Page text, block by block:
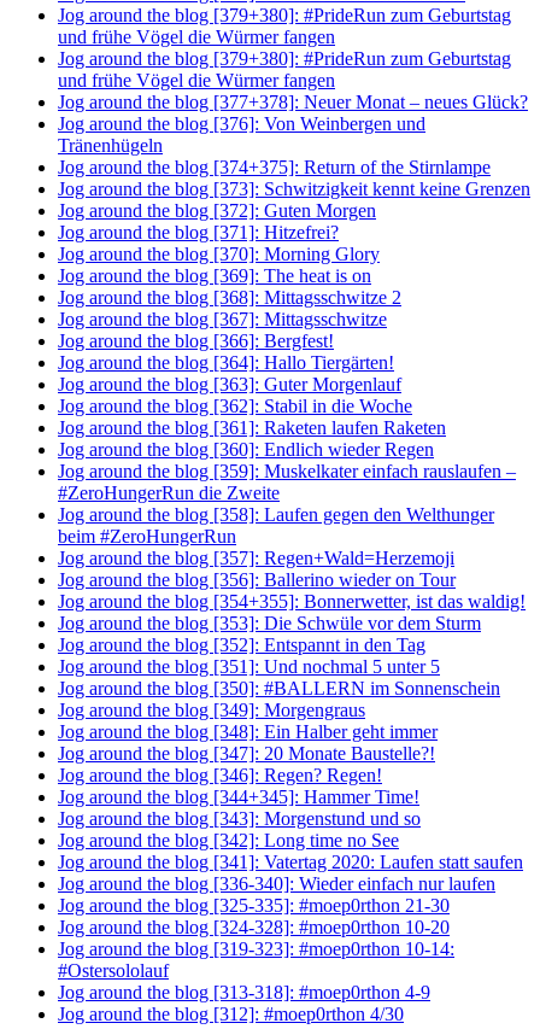
Jog around the blog [379+380]: #PrideRun zum Geburtstag
und frühe Vögel die Würmer fangen
Jog around the blog [379+380]: #PrideRun zum Geburtstag
und frühe Vögel die Würmer fangen
Jog around the blog [377+378]: Neuer Monat – neues Glück?
Jog around the blog [376]: Von Weinbergen und
Tränenhügeln
Jog around the blog [374+375]: Return of the Stirnlampe
Jog around the blog [373]: Schwitzigkeit kennt keine Grenzen
Jog around the blog [372]: Guten Morgen
Jog around the blog [371]: Hitzefrei?
Jog around the blog [370]: Morning Glory
Jog around the blog [369]: The heat is on
Jog around the blog [368]: Mittagsschwitze 2
Jog around the blog [367]: Mittagsschwitze
Jog around the blog [366]: Bergfest!
Jog around the blog [364]: Hallo Tiergärten!
Jog around the blog [363]: Guter Morgenlauf
Jog around the blog [362]: Stabil in die Woche
Jog around the blog [361]: Raketen laufen Raketen
Jog around the blog [360]: Endlich wieder Regen
Jog around the blog [359]: Muskelkater einfach rauslaufen –
#ZeroHungerRun die Zweite
Jog around the blog [358]: Laufen gegen den Welthunger
beim #ZeroHungerRun
Jog around the blog [357]: Regen+Wald=Herzemoji
Jog around the blog [356]: Ballerino wieder on Tour
Jog around the blog [354+355]: Bonnerwetter, ist das waldig!
Jog around the blog [353]: Die Schwüle vor dem Sturm
Jog around the blog [352]: Entspannt in den Tag
Jog around the blog [351]: Und nochmal 5 unter 5
Jog around the blog [350]: #BALLERN im Sonnenschein
Jog around the blog [349]: Morgengraus
Jog around the blog [348]: Ein Halber geht immer
Jog around the blog [347]: 20 Monate Baustelle?!
Jog around the blog [346]: Regen? Regen!
Jog around the blog [344+345]: Hammer Time!
Jog around the blog [343]: Morgenstund und so
Jog around the blog [342]: Long time no See
Jog around the blog [341]: Vatertag 2020: Laufen statt saufen
Jog around the blog [336-340]: Wieder einfach nur laufen
Jog around the blog [325-335]: #moep0rthon 21-30
Jog around the blog [324-328]: #moep0rthon 10-20
Jog around the blog [319-323]: #moep0rthon 10-14:
#Ostersololauf
Jog around the blog [313-318]: #moep0rthon 4-9
Jog around the blog [312]: #moep0rthon 4/30